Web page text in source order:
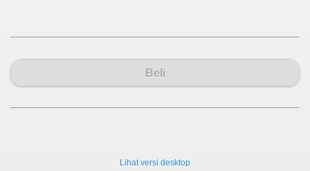
Beli
Lihat versi desktop